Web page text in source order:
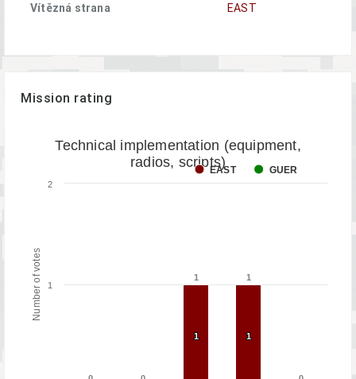
Vítězná strana EAST
Mission rating
Number of votes
Technical implementation (equipment,
radios, scripts)
1
1 1
1
1
1 1
1
EAST GUER
1
2